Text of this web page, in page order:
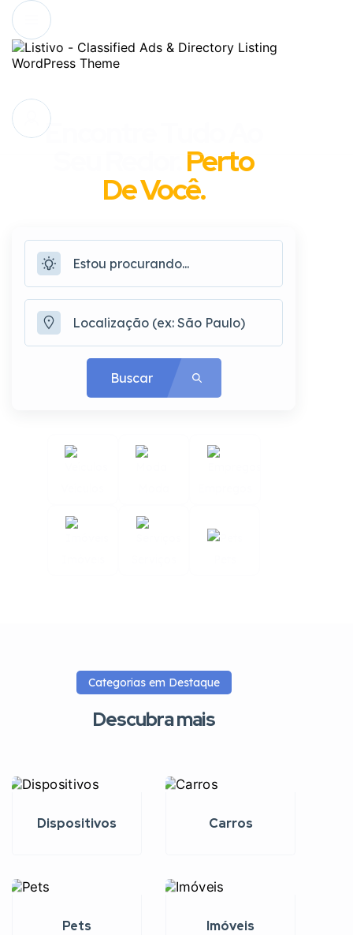
Encontre Tudo Ao
Perto
De Você.
Buscar
Categorias em Destaque
Descubra mais
Dispositivos Carros
Pets Imóveis